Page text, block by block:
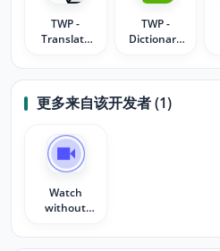
TWP -
Translate
TWP -
Dictionary
更多来自该开发者 (1)
Watch
without